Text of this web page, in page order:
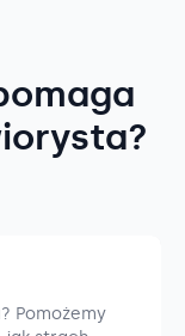
Pomożemy